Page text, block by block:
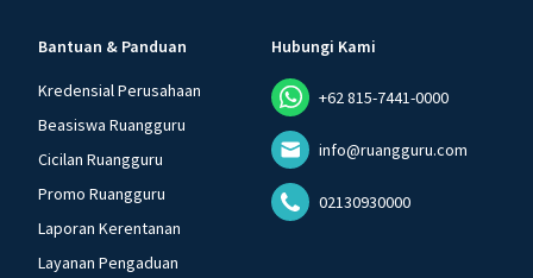
Bantuan & Panduan
Kredensial Perusahaan
Beasiswa Ruangguru
Cicilan Ruangguru
Promo Ruangguru
Laporan Kerentanan
Layanan Pengaduan
Hubungi Kami
+62 815-7441-0000
info@ruangguru.com
02130930000